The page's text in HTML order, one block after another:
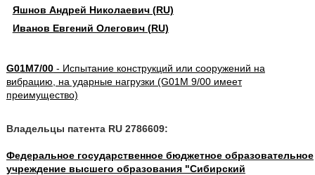
Яшнов Андрей Николаевич (RU)
Иванов Евгений Олегович (RU)
G01M7/00- Испытание конструкций или сооружений на
вибрацию, на ударные нагрузки (G01M 9/00 имеет
преимущество)
Владельцы патента RU 2786609:
Федеральное государственное бюджетное образовательное
учреждение высшего образования "Сибирский